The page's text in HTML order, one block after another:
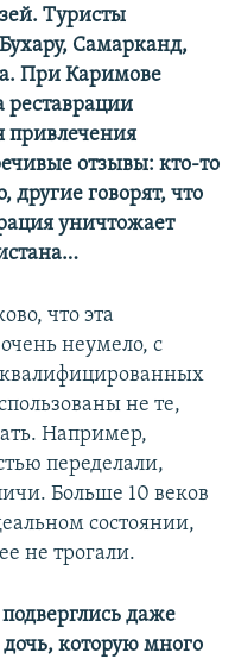
Туристы
Самарканд,
При Каримове
реставрации
привлечения
отзывы: кто-то
другие говорят, что
уничтожает
что эта
неумело, с
не те,
Например,
переделали,
Больше 10 веков
состоянии,
не трогали.
даже
которую много